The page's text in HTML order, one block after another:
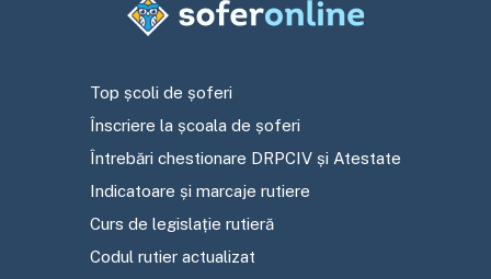
Top școli de șoferi
Înscriere la școala de șoferi
Întrebări chestionare DRPCIV și Atestate
Indicatoare și marcaje rutiere
Curs de legislație rutieră
Codul rutier actualizat